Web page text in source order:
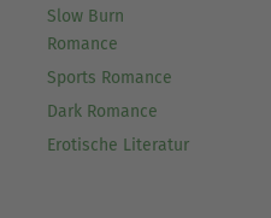
Slow Burn
Romance
Sports Romance
Dark Romance
Erotische Literatur